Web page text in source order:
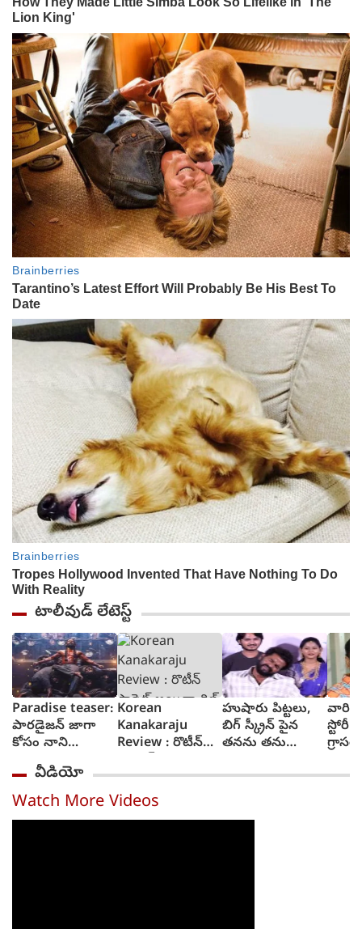
టాలీవుడ్ లేటెస్ట్
Paradise teaser:
పారడైజన్ జాగా
కోసం నాని
రక్తపాతం స్రుష్టించిన
టీజర్ వచ్చేసింది
Korean
Kanakaraju
Review : రొటీన్
థ్రిల్ కలిగించే కథగా
కొరియన్ కనకరాజు
- రివ్యూ
హుషారు పిట్టలు,
బిగ్ స్క్రీన్ పైన
తనను తను
పగలగొట్టుకున్న
వారి
స్టోరీ
వీడియో
Watch More Videos